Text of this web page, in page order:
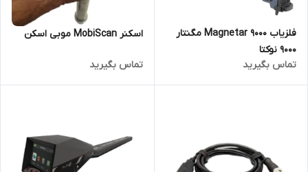
فلزیاب Magnetar 9000 مگنتار
9000 نوکتا
تماس بگیرید
اسکنر MobiScan موبی اسکن
تماس بگیرید